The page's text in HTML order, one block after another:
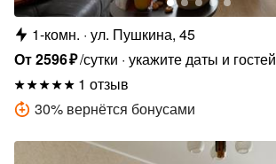
1-комн. ул. Пушкина, 45
От2596₽/сутки укажите даты и гостей
1 отзыв
30% вернётся бонусами